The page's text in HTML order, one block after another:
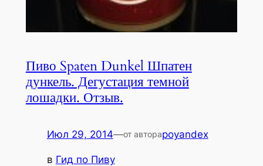
Пиво Spaten Dunkel Шпатен
дункель. Дегустация темной
лошадки. Отзыв.
Июл 29, 2014—от автораpoyandex
в Гид по Пиву